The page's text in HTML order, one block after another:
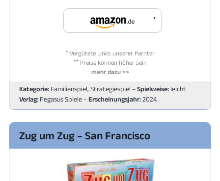
*
*Vergütete Links unserer Parnter
**Preise können höher sein
mehr dazu >>
Kategorie: Familienspiel, Strategiespiel –Spielweise: leicht
Verlag: Pegasus Spiele – Erscheinungsjahr:2024
Zug um Zug – San Francisco